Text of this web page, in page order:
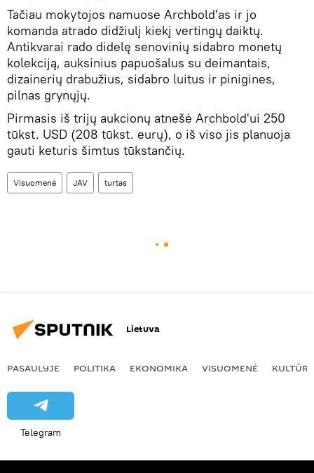
Tačiau mokytojos namuose Archbold'as ir jo
komanda atrado didžiulį kiekį vertingų daiktų.
Antikvarai rado didelę senovinių sidabro monetų
kolekciją, auksinius papuošalus su deimantais,
dizainerių drabužius, sidabro luitus ir pinigines,
pilnas grynųjų.
Pirmasis iš trijų aukcionų atnešė Archbold'ui 250
tūkst. USD (208 tūkst. eurų), o iš viso jis planuoja
gauti keturis šimtus tūkstančių.
Visuomenė JAV turtas
Lietuva
PASAULYJE POLITIKA EKONOMIKA VISUOMENĖ KULTŪRA
Telegram